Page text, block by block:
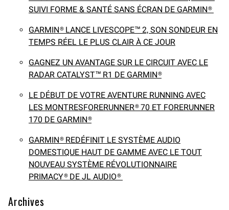
SUIVI FORME & SANTÉ SANS ÉCRAN DE GARMIN®
GARMIN® LANCE LIVESCOPE™ 2, SON SONDEUR EN
TEMPS RÉEL LE PLUS CLAIR À CE JOUR
GAGNEZ UN AVANTAGE SUR LE CIRCUIT AVEC LE
RADAR CATALYST™ R1 DE GARMIN®
LE DÉBUT DE VOTRE AVENTURE RUNNING AVEC
LES MONTRESFORERUNNER® 70 ET FORERUNNER
170 DE GARMIN®
GARMIN® REDÉFINIT LE SYSTÈME AUDIO
DOMESTIQUE HAUT DE GAMME AVEC LE TOUT
NOUVEAU SYSTÈME RÉVOLUTIONNAIRE
PRIMACY® DE JL AUDIO®
Archives